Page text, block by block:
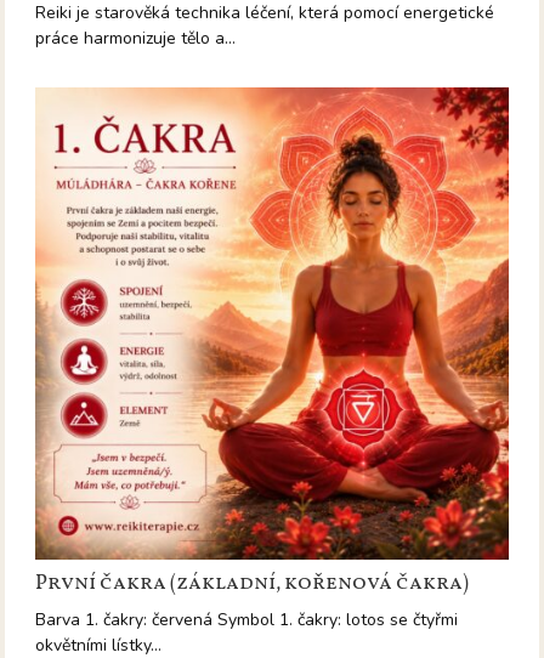
Reiki je starověká technika léčení, která pomocí energetické
práce harmonizuje tělo a…
První čakra (základní, kořenová čakra)
Barva 1. čakry: červená Symbol 1. čakry: lotos se čtyřmi
okvětními lístky…